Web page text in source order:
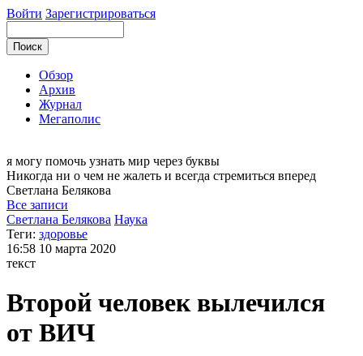
Войти Зарегистрироваться
Обзор
Архив
Журнал
Мегаполис
я могу помочь узнать мир через буквы
Никогда ни о чем не жалеть и всегда стремиться вперед
Светлана Белякова
Все записи
Светлана Белякова Наука
Теги: здоровье
16:58 10 марта 2020
текст
Второй человек вылечился
от ВИЧ